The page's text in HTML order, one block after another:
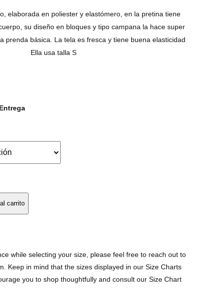
elaborada en poliester y elastómero, en la pretina tiene
su diseño en bloques y tipo campana la hace super
prenda básica. La tela es fresca y tiene buena elasticidad
Ella usa talla S
carrito
while selecting your size, please feel free to reach out to
Keep in mind that the sizes displayed in our Size Charts
you to shop thoughtfully and consult our Size Chart